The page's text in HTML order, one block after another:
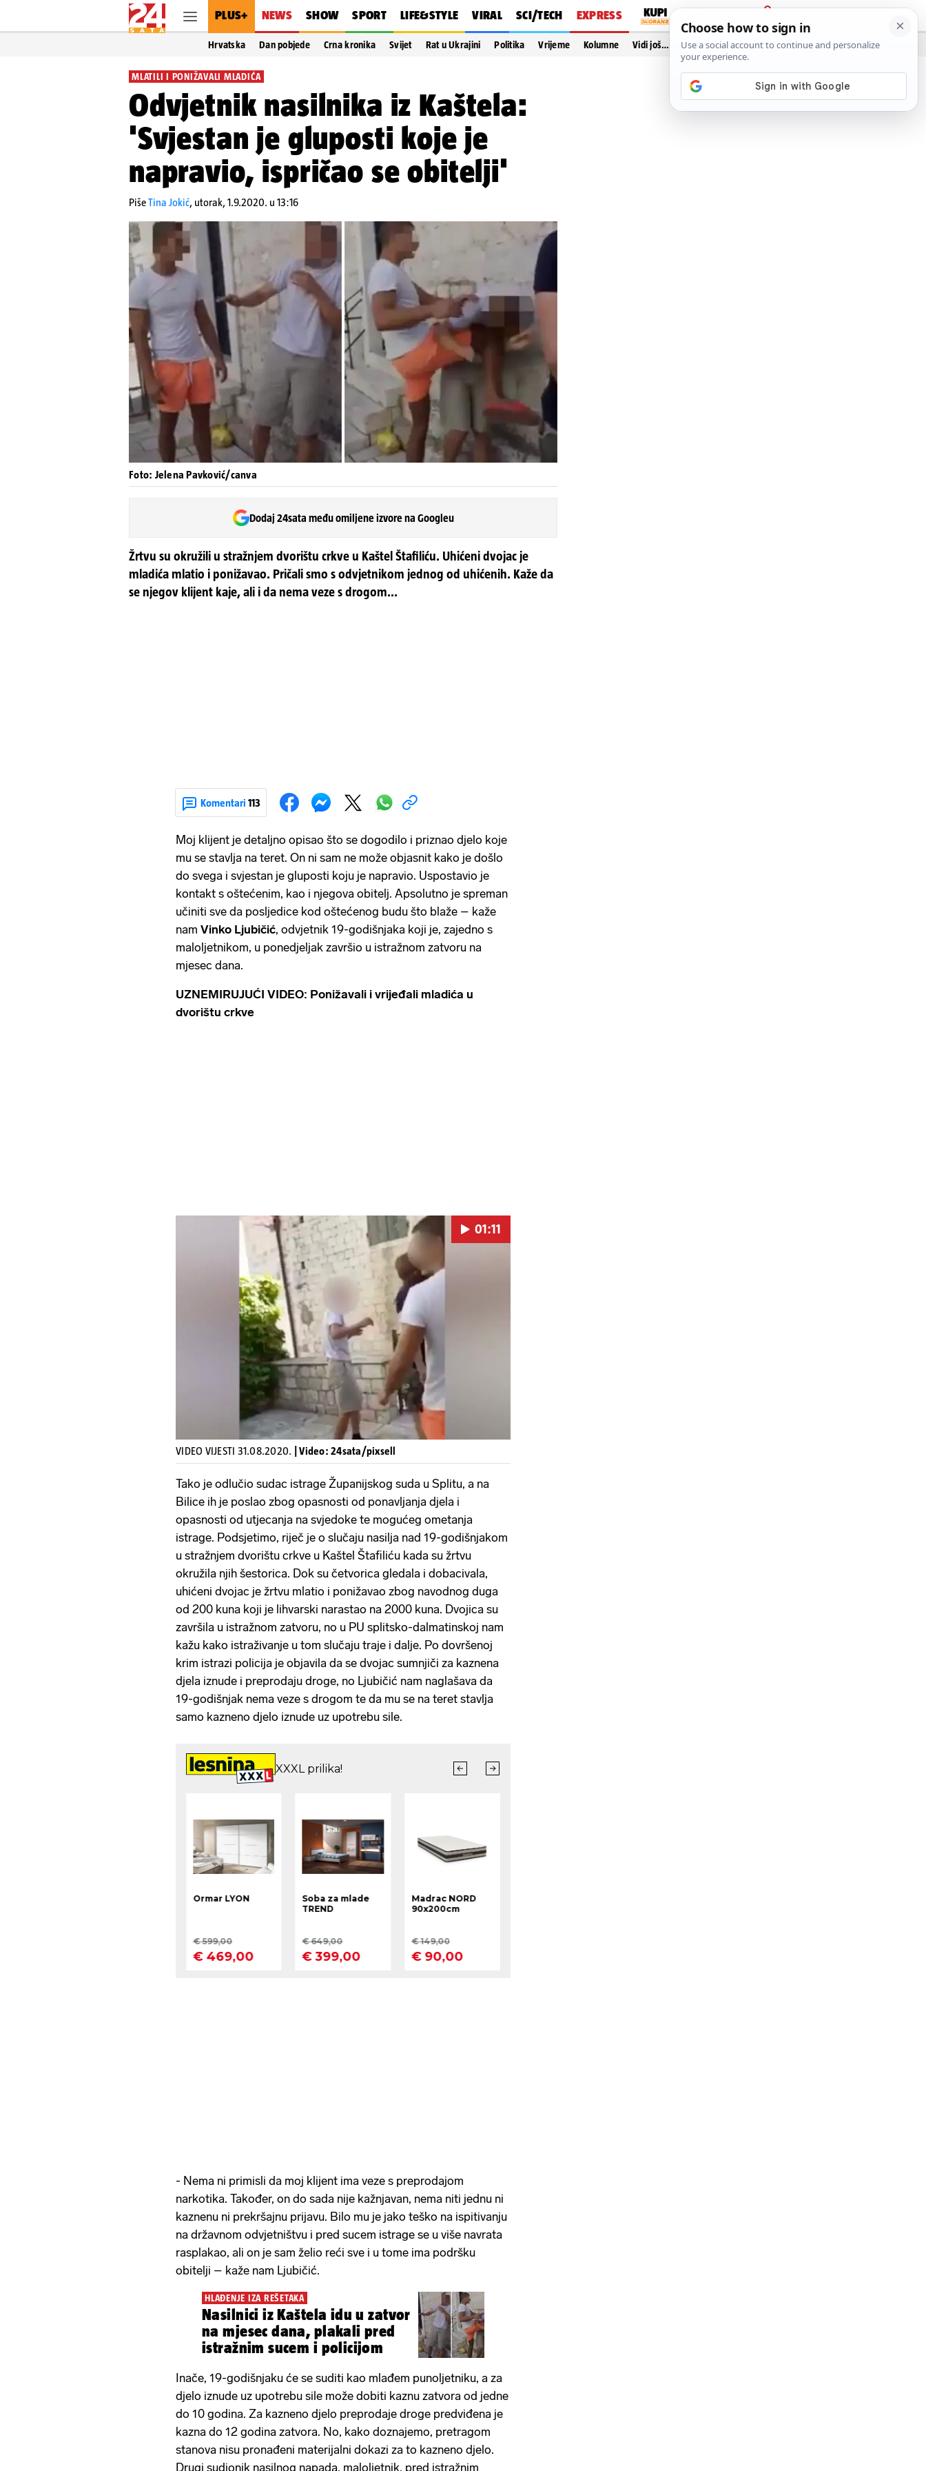
PLUS+ NEWS SHOW SPORT LIFE&STYLE VIRAL SCI/TECH EXPRESS
PRIJAVA
Hrvatska Dan pobjede Crna kronika Svijet Rat u Ukrajini Politika Vrijeme Kolumne Vidi još…
MLATILI I PONIŽAVALI MLADIĆA
Odvjetnik nasilnika iz Kaštela:
'Svjestan je gluposti koje je
napravio, ispričao se obitelji'
PišeTina Jokić, utorak, 1.9.2020. u 13:16
Foto: Jelena Pavković/canva
Dodaj 24sata među omiljene izvore na Googleu
Žrtvu su okružili u stražnjem dvorištu crkve u Kaštel Štafiliću. Uhićeni dvojac je
mladića mlatio i ponižavao. Pričali smo s odvjetnikom jednog od uhićenih. Kaže da
se njegov klijent kaje, ali i da nema veze s drogom...
Komentari 113
Moj klijent je detaljno opisao što se dogodilo i priznao djelo koje
mu se stavlja na teret. On ni sam ne može objasnit kako je došlo
do svega i svjestan je gluposti koju je napravio. Uspostavio je
kontakt s oštećenim, kao i njegova obitelj. Apsolutno je spreman
učiniti sve da posljedice kod oštećenog budu što blaže – kaže
nam Vinko Ljubičić, odvjetnik 19-godišnjaka koji je, zajedno s
maloljetnikom, u ponedjeljak završio u istražnom zatvoru na
mjesec dana.
UZNEMIRUJUĆI VIDEO: Ponižavali i vrijeđali mladića u
dvorištu crkve
Pokretanje videa...
01:11
VIDEO VIJESTI 31.08.2020. | Video: 24sata/pixsell
Tako je odlučio sudac istrage Županijskog suda u Splitu, a na
Bilice ih je poslao zbog opasnosti od ponavljanja djela i
opasnosti od utjecanja na svjedoke te mogućeg ometanja
istrage. Podsjetimo, riječ je o slučaju nasilja nad 19-godišnjakom
u stražnjem dvorištu crkve u Kaštel Štafiliću kada su žrtvu
okružila njih šestorica. Dok su četvorica gledala i dobacivala,
uhićeni dvojac je žrtvu mlatio i ponižavao zbog navodnog duga
od 200 kuna koji je lihvarski narastao na 2000 kuna. Dvojica su
završila u istražnom zatvoru, no u PU splitsko-dalmatinskoj nam
kažu kako istraživanje u tom slučaju traje i dalje. Po dovršenoj
krim istrazi policija je objavila da se dvojac sumnjiči za kaznena
djela iznude i preprodaju droge, no Ljubičić nam naglašava da
19-godišnjak nema veze s drogom te da mu se na teret stavlja
samo kazneno djelo iznude uz upotrebu sile.
- Nema ni primisli da moj klijent ima veze s preprodajom
narkotika. Također, on do sada nije kažnjavan, nema niti jednu ni
kaznenu ni prekršajnu prijavu. Bilo mu je jako teško na ispitivanju
na državnom odvjetništvu i pred sucem istrage se u više navrata
rasplakao, ali on je sam želio reći sve i u tome ima podršku
obitelji – kaže nam Ljubičić.
HLAĐENJE IZA REŠETAKA
Nasilnici iz Kaštela idu u zatvor
na mjesec dana, plakali pred
istražnim sucem i policijom
Inače, 19-godišnjaku će se suditi kao mlađem punoljetniku, a za
djelo iznude uz upotrebu sile može dobiti kaznu zatvora od jedne
do 10 godina. Za kazneno djelo preprodaje droge predviđena je
kazna do 12 godina zatvora. No, kako doznajemo, pretragom
stanova nisu pronađeni materijalni dokazi za to kazneno djelo.
Drugi sudionik nasilnog napada, maloljetnik, pred istražnim